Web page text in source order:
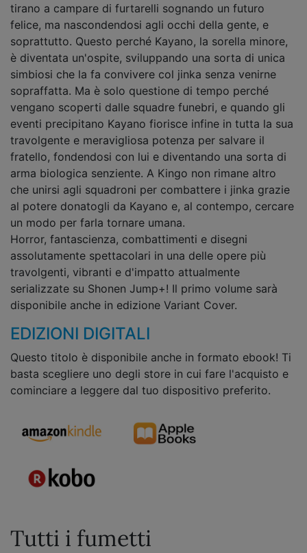
tirano a campare di furtarelli sognando un futuro
felice, ma nascondendosi agli occhi della gente, e
soprattutto. Questo perché Kayano, la sorella minore,
è diventata un'ospite, sviluppando una sorta di unica
simbiosi che la fa convivere col jinka senza venirne
sopraffatta. Ma è solo questione di tempo perché
vengano scoperti dalle squadre funebri, e quando gli
eventi precipitano Kayano fiorisce infine in tutta la sua
travolgente e meravigliosa potenza per salvare il
fratello, fondendosi con lui e diventando una sorta di
arma biologica senziente. A Kingo non rimane altro
che unirsi agli squadroni per combattere i jinka grazie
al potere donatogli da Kayano e, al contempo, cercare
un modo per farla tornare umana.
Horror, fantascienza, combattimenti e disegni
assolutamente spettacolari in una delle opere più
travolgenti, vibranti e d'impatto attualmente
serializzate su Shonen Jump+! Il primo volume sarà
disponibile anche in edizione Variant Cover.
EDIZIONI DIGITALI
Questo titolo è disponibile anche in formato ebook! Ti
basta scegliere uno degli store in cui fare l'acquisto e
cominciare a leggere dal tuo dispositivo preferito.
Tutti i fumetti